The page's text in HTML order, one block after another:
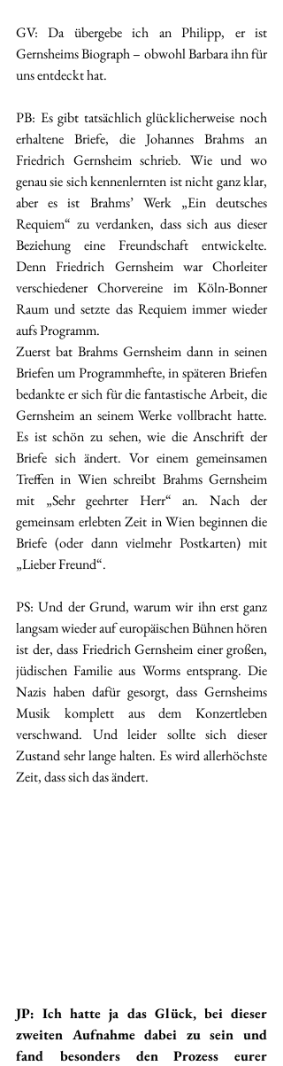
GV: Da übergebe ich an Philipp, er ist
Gernsheims Biograph – obwohl Barbara ihn für
uns entdeckt hat.
PB: Es gibt tatsächlich glücklicherweise noch
erhaltene Briefe, die Johannes Brahms an
Friedrich Gernsheim schrieb. Wie und wo
genau sie sich kennenlernten ist nicht ganz klar,
aber es ist Brahms’ Werk „Ein deutsches
Requiem“ zu verdanken, dass sich aus dieser
Beziehung eine Freundschaft entwickelte.
Denn Friedrich Gernsheim war Chorleiter
verschiedener Chorvereine im Köln-Bonner
Raum und setzte das Requiem immer wieder
aufs Programm.
Zuerst bat Brahms Gernsheim dann in seinen
Briefen um Programmhefte, in späteren Briefen
bedankte er sich für die fantastische Arbeit, die
Gernsheim an seinem Werke vollbracht hatte.
Es ist schön zu sehen, wie die Anschrift der
Briefe sich ändert. Vor einem gemeinsamen
Treffen in Wien schreibt Brahms Gernsheim
mit „Sehr geehrter Herr“ an. Nach der
gemeinsam erlebten Zeit in Wien beginnen die
Briefe (oder dann vielmehr Postkarten) mit
„Lieber Freund“.
PS: Und der Grund, warum wir ihn erst ganz
langsam wieder auf europäischen Bühnen hören
ist der, dass Friedrich Gernsheim einer großen,
jüdischen Familie aus Worms entsprang. Die
Nazis haben dafür gesorgt, dass Gernsheims
Musik komplett aus dem Konzertleben
verschwand. Und leider sollte sich dieser
Zustand sehr lange halten. Es wird allerhöchste
Zeit, dass sich das ändert.
JP: Ich hatte ja das Glück, bei dieser
zweiten Aufnahme dabei zu sein und
fand besonders den Prozess eurer